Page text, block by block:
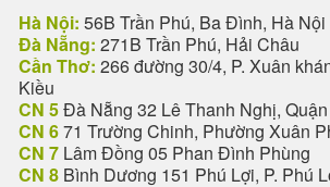
Hà Nội: 56B Trần Phú, Ba Đình, Hà Nội
Đà Nẵng: 271B Trần Phú, Hải Châu
Cần Thơ: 266 đường 30/4, P. Xuân
Kiều
CN 5Đà Nẵng 32 Lê Thanh Nghị,
CN 671 Trường Chinh, Phường Xuân
CN 7 Lâm Đồng 05 Phan Đình Phùng
CN 8 Bình Dương 151 Phú Lợi, P. Phú